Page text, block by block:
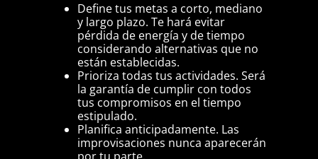
Define tus metas a corto, mediano
y largo plazo. Te hará evitar
pérdida de energía y de tiempo
considerando alternativas que no
están establecidas.
Prioriza todas tus actividades. Será
la garantía de cumplir con todos
tus compromisos en el tiempo
estipulado.
Planifica anticipadamente. Las
improvisaciones nunca aparecerán